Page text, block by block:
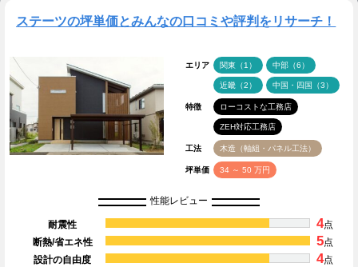
ステーツの坪単価とみんなの口コミや評判をリサーチ！
エリア 関東（1） 中部（6）
近畿（2） 中国・四国（3）
特徴 ローコストな工務店
ZEH対応工務店
工法 木造（軸組・パネル工法）
坪単価 34 ～ 50 万円
性能レビュー
耐震性 4点
断熱/省エネ性
5点
設計の自由度
4点